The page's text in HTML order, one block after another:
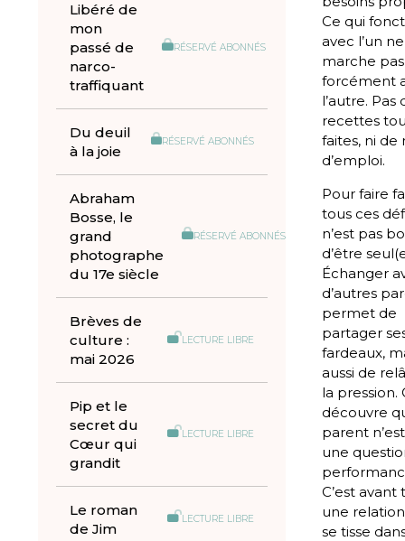
Libéré de
mon
passé de
narco-
traffiquant
RÉSERVÉ ABONNÉS
Du deuil
à la joie
RÉSERVÉ ABONNÉS
Abraham
Bosse, le
grand
photographe
du 17e siècle
RÉSERVÉ ABONNÉS
Brèves de
culture :
mai 2026
LECTURE LIBRE
Pip et le
secret du
Cœur qui
grandit
LECTURE LIBRE
Le roman
de Jim
LECTURE LIBRE
Ce qui
avec l’un ne
marche pas
forcément
l’autre. Pas
recettes
faites, ni de
d’emploi.
Pour faire
tous ces
n’est pas
d’être
Échanger
d’autres
permet de
partager
fardeaux,
aussi de
la pression.
découvre
parent
une
C’est avant
une
se tisse